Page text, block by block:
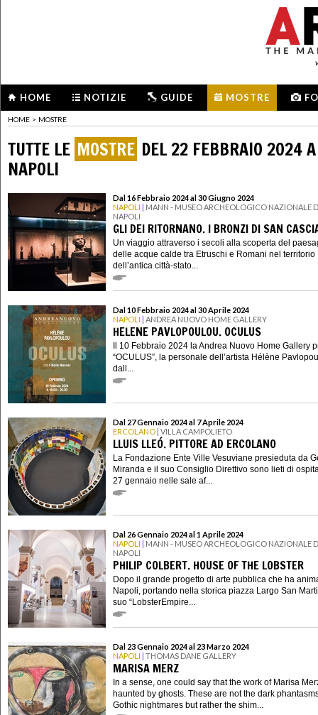
HOME NOTIZIE GUIDE MOSTRE
HOME > MOSTRE
TUTTE LE MOSTRE DEL 22 FEBBRAIO 2024 A
NAPOLI
Dal 16 Febbraio 2024 al 30 Giugno 2024
NAPOLI | MANN - MUSEO ARCHEOLOGICO NAZIONALE
NAPOLI
GLI DEI RITORNANO. I BRONZI DI SAN
Un viaggio attraverso i secoli alla scoperta del
delle acque calde tra Etruschi e Romani nel territorio
dell’antica città-stato...
Dal 10 Febbraio 2024 al 30 Aprile 2024
NAPOLI | ANDREA NUOVO HOME GALLERY
HELENE PAVLOPOULOU. OCULUS
Il 10 Febbraio 2024 la Andrea Nuovo Home Gallery
“OCULUS”, la personale dell’artista Hélène
dall...
Dal 27 Gennaio 2024 al 7 Aprile 2024
ERCOLANO | VILLA CAMPOLIETO
LLUIS LLEÓ. PITTORE AD ERCOLANO
La Fondazione Ente Ville Vesuviane presieduta da
Miranda e il suo Consiglio Direttivo sono lieti di
27 gennaio nelle sale af...
Dal 26 Gennaio 2024 al 1 Aprile 2024
NAPOLI | MANN - MUSEO ARCHEOLOGICO NAZIONALE
NAPOLI
PHILIP COLBERT. HOUSE OF THE LOBSTER
Dopo il grande progetto di arte pubblica che ha
Napoli, portando nella storica piazza Largo San
suo “LobsterEmpire...
Dal 23 Gennaio 2024 al 23 Marzo 2024
NAPOLI | THOMAS DANE GALLERY
MARISA MERZ
In a sense, one could say that the work of Marisa
haunted by ghosts. These are not the dark
Gothic nightmares but rather the shim...